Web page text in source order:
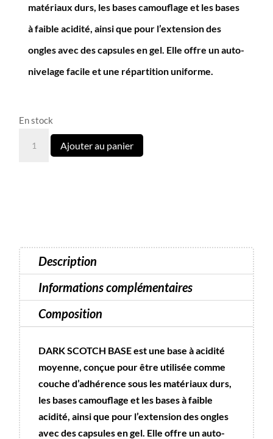
matériaux durs, les bases camouflage et les bases
à faible acidité, ainsi que pour l’extension des
ongles avec des capsules en gel. Elle offre un auto-
nivelage facile et une répartition uniforme.
En stock
quantité
recharge
Ajouter au panier
Description
Informations complémentaires
Composition
DARK SCOTCH BASE est une base à acidité
moyenne, conçue pour être utilisée comme
couche d’adhérence sous les matériaux durs,
les bases camouflage et les bases à faible
acidité, ainsi que pour l’extension des ongles
avec des capsules en gel. Elle offre un auto-